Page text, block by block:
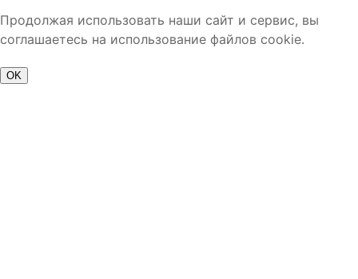
Продолжая использовать наши сайт и сервис, вы
соглашаетесь на использование файлов cookie.
OK